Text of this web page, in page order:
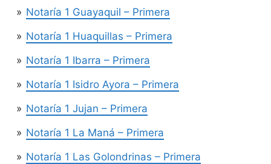
Notaría 1 Guayaquil – Primera
Notaría 1 Huaquillas – Primera
Notaría 1 Ibarra – Primera
Notaría 1 Isidro Ayora – Primera
Notaría 1 Jujan – Primera
Notaría 1 La Maná – Primera
Notaría 1 Las Golondrinas – Primera